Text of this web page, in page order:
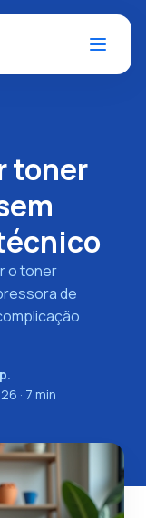
toner
o toner
de
· 7 min